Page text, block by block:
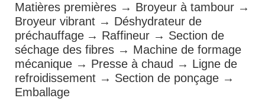
Matières premières → Broyeur à tambour →
Broyeur vibrant → Déshydrateur de
préchauffage → Raffineur → Section de
séchage des fibres → Machine de formage
mécanique → Presse à chaud → Ligne de
refroidissement → Section de ponçage →
Emballage